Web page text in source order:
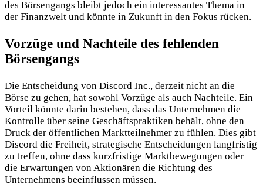
des Börsengangs bleibt jedoch ein interessantes Thema in
der Finanzwelt und könnte in Zukunft in den Fokus rücken.
Vorzüge und Nachteile des fehlenden
Börsengangs
Die Entscheidung von Discord Inc., derzeit nicht an die
Börse zu gehen, hat sowohl Vorzüge als auch Nachteile. Ein
Vorteil könnte darin bestehen, dass das Unternehmen die
Kontrolle über seine Geschäftspraktiken behält, ohne den
Druck der öffentlichen Marktteilnehmer zu fühlen. Dies gibt
Discord die Freiheit, strategische Entscheidungen langfristig
zu treffen, ohne dass kurzfristige Marktbewegungen oder
die Erwartungen von Aktionären die Richtung des
Unternehmens beeinflussen müssen.